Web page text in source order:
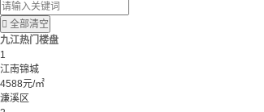
 全部清空
九江热门楼盘
1
江南锦城
4588元/㎡
濂溪区